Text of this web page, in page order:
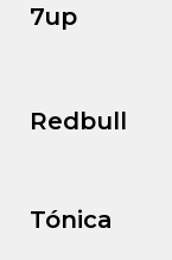
7up
Redbull
Tónica